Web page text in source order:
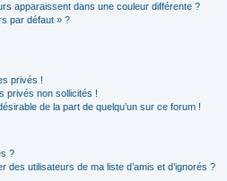
apparaissent dans une couleur différente ?
par défaut » ?
privés !
privés non sollicités !
de la part de quelqu’un sur ce forum !
?
des utilisateurs de ma liste d’amis et d’ignorés ?